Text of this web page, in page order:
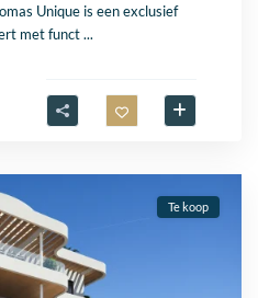
Unique is een exclusief
met funct...
Te koop